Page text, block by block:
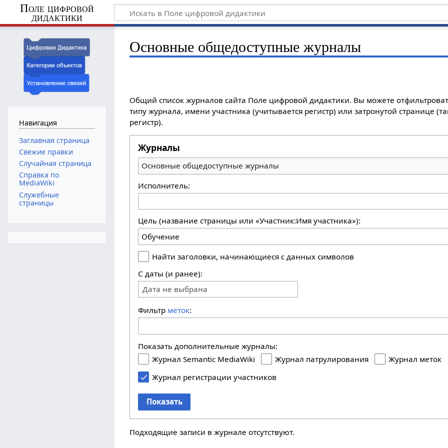
Поле цифровой
дидактики
Основные общедоступные журналы
Общий список журналов сайта Поле цифровой дидактики. Вы можете
типу журнала, имени участника (учитывается регистр) или затронутой странице
регистр).
Журналы
Основные общедоступные журналы
Исполнитель:
Цель (название страницы или «Участник:Имя участника»):
Найти заголовки, начинающиеся с данных символов
С даты (и ранее):
Дата не выбрана
Фильтр меток:
Показать дополнительные журналы:
Журнал Semantic MediaWiki
Журнал патрулирования
Журнал меток
Журнал регистрации участников
Показать
Подходящие записи в журнале отсутствуют.
Навигация
Заглавная страница
Свежие правки
Случайная страница
Справка по
MediaWiki
Служебные
страницы